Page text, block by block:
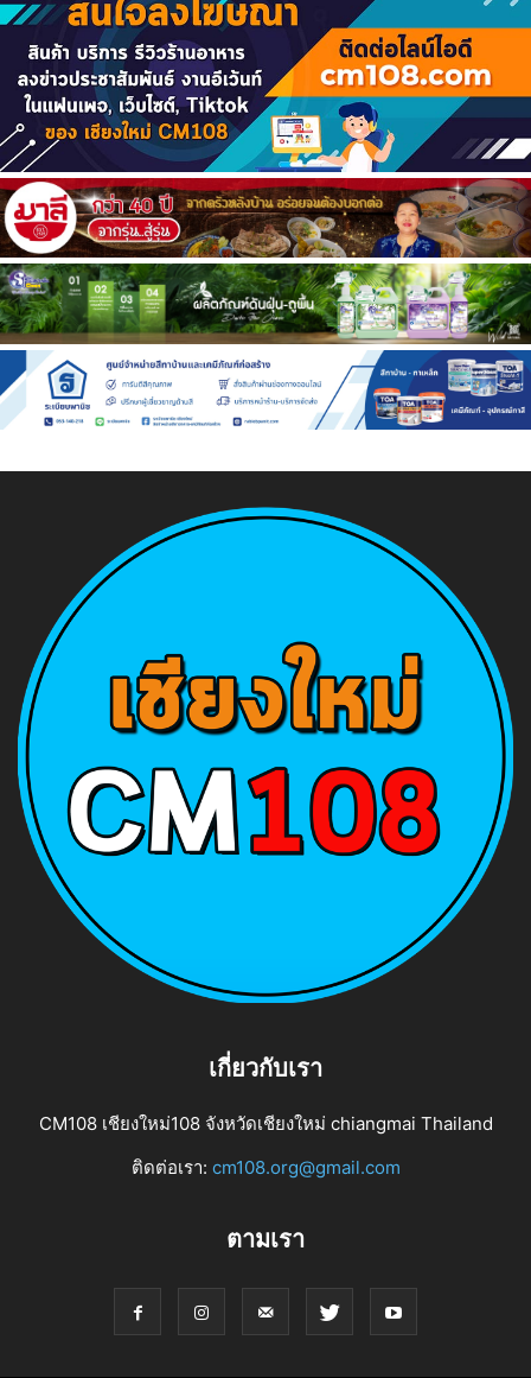
เกี่ยวกับเรา
CM108 เชียงใหม่108 จังหวัดเชียงใหม่ chiangmai Thailand
ติดต่อเรา: cm108.org@gmail.com
ตามเรา